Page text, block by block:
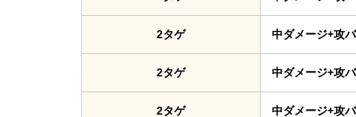
2タゲ 中ダメージ+攻
2タゲ 中ダメージ+攻
2タゲ 中ダメージ+攻